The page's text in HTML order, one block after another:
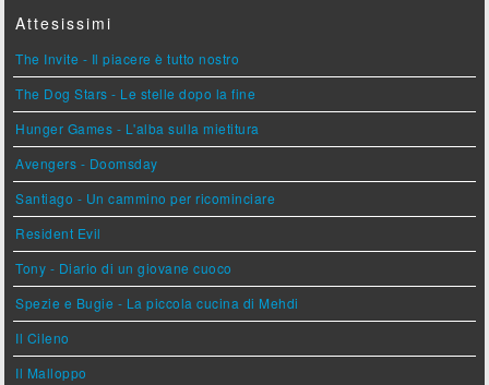
Attesissimi
The Invite - Il piacere è tutto nostro
The Dog Stars - Le stelle dopo la fine
Hunger Games - L'alba sulla mietitura
Avengers - Doomsday
Santiago - Un cammino per ricominciare
Resident Evil
Tony - Diario di un giovane cuoco
Spezie e Bugie - La piccola cucina di Mehdi
Il Cileno
Il Malloppo